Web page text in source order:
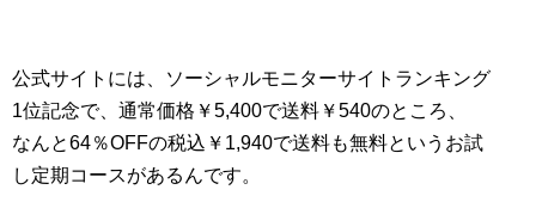
公式サイトには、ソーシャルモニターサイトランキング
1位記念で、通常価格￥5,400で送料￥540のところ、
なんと64％OFFの税込￥1,940で送料も無料というお試
し定期コースがあるんです。